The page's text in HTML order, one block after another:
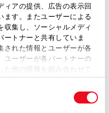
ィアの提供、広告の表示回
ます。またユーザーによる
集し、ソーシャルメディ
ートナーと共有していま
された情報とユーザーが各
ユーザーが各パートナーの
た他の情報を組み合わせて
ブサイトの使用を続行する